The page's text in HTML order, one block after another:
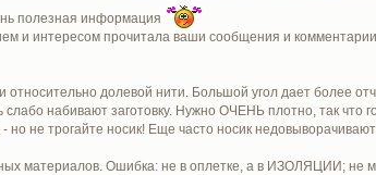
полезная информация
и интересом прочитала ваши сообщения и
относительно долевой нити. Большой угол дает более
набивают заготовку. Нужно ОЧЕНЬ плотно, так что
не трогайте носик! Еще часто носик
материалов. Ошибка: не в оплетке, а в ИЗОЛЯЦИИ;